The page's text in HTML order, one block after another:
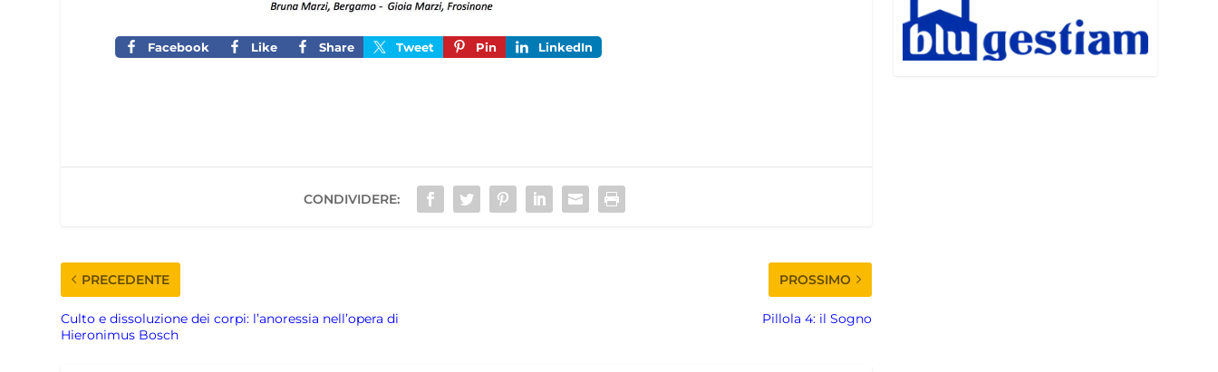
Facebook Like Share Tweet Pin LinkedIn
CONDIVIDERE:
PRECEDENTE
Culto e dissoluzione dei corpi: l’anoressia nell’opera di
Hieronimus Bosch
PROSSIMO
Pillola 4: il Sogno